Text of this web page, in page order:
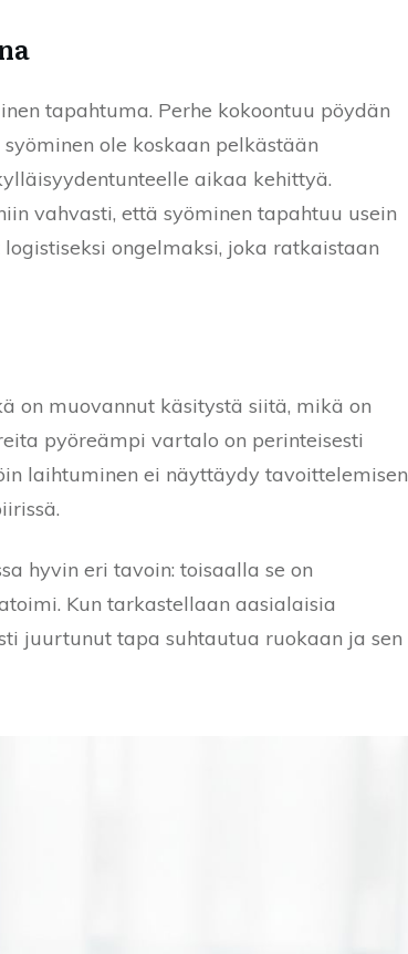
tapahtuma. Perhe kokoontuu pöydän
ole koskaan pelkästään
aikaa kehittyä.
vahvasti, että syöminen tapahtuu usein
ongelmaksi, joka ratkaistaan
on muovannut käsitystä siitä, mikä on
pyöreämpi vartalo on perinteisesti
laihtuminen ei näyttäydy tavoittelemisen
hyvin eri tavoin: toisaalla se on
Kun tarkastellaan aasialaisia
juurtunut tapa suhtautua ruokaan ja sen